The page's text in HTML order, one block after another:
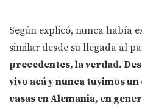
Según explicó, nunca había
similar desde su llegada al
precedentes, la verdad.
vivo acá y nunca tuvimos
casas en Alemania, en